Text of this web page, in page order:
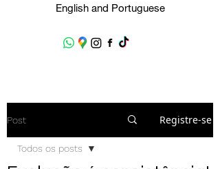
English and Portuguese
Post Registre-se
Todos os posts